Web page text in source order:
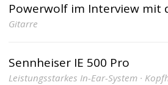
Powerwolf im Interview mit
Gitarre
Sennheiser IE 500 Pro
Leistungsstarkes In-Ear-System ·